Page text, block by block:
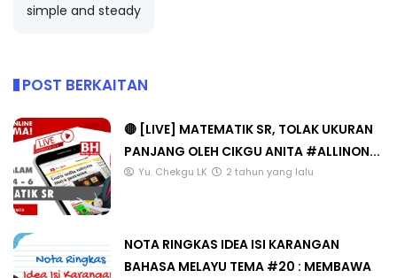
simple and steady
POST BERKAITAN
🔴 [LIVE] MATEMATIK SR, TOLAK UKURAN
PANJANG OLEH CIKGU ANITA #ALLINON...
Yu. Chekgu LK 2 tahun yang lalu
NOTA RINGKAS IDEA ISI KARANGAN
BAHASA MELAYU TEMA #20 : MEMBAWA